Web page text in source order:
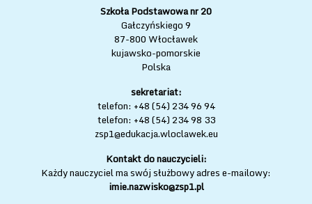
Szkoła Podstawowa nr 20
Gałczyńskiego 9
87-800 Włocławek
kujawsko-pomorskie
Polska
sekretariat:
telefon: +48 (54) 234 96 94
telefon: +48 (54) 234 98 33
zsp1@edukacja.wloclawek.eu
Kontakt do nauczycieli:
Każdy nauczyciel ma swój służbowy adres e-mailowy:
imie.nazwisko@zsp1.pl